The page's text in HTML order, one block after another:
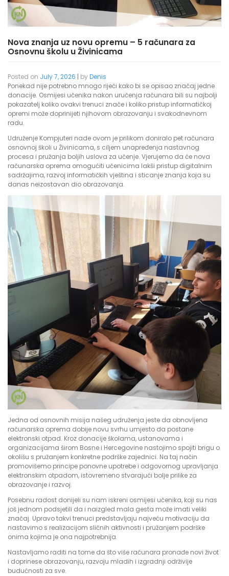
Nova znanja uz novu opremu – 5 računara za
Osnovnu školu u Živinicama
Posted on July 7, 2026 | byDenis
Ponekad nije potrebno mnogo riječi kako bi se opisao značaj jedne
donacije. Osmijesi učenika nakon uručenja računara bili su najbolji
pokazatelj koliko ovakvi trenuci znače i koliko pristup informatičkoj
opremi može doprinijeti njihovom obrazovanju i svakodnevnom
radu.
Udruženje Kompjuteri nade ovom je prilikom doniralo pet računara
osnovnoj školi u Živinicama, s ciljem unapređenja nastavnog
procesa i pružanja boljih uslova za učenje. Vjerujemo da će nova
računarska oprema omogućiti učenicima lakši pristup digitalnim
sadržajima, razvoj informatičkih vještina i sticanje znanja koja su
danas neizostavan dio obrazovanja.
Jedna od osnovnih misija našeg udruženja jeste da obnovljena
računarska oprema dobije novu svrhu umjesto da postane
elektronski otpad. Kroz donacije školama, ustanovama i
organizacijama širom Bosne i Hercegovine nastojimo spojiti brigu o
okolišu s pružanjem konkretne podrške zajednici. Na taj način
promovišemo principe ponovne upotrebe i odgovornog upravljanja
elektronskim otpadom, istovremeno stvarajući bolje prilike za
obrazovanje i razvoj.
Posebnu radost donijeli su nam iskreni osmijesi učenika, koji su nas
još jednom podsjetili da i naizgled mala gesta može imati veliki
značaj. Upravo takvi trenuci predstavljaju najveću motivaciju da
nastavimo s realizacijom sličnih aktivnosti i pružanjem podrške
onima kojima je ona najpotrebnija.
Nastavljamo raditi na tome da što više računara pronađe novi život
i doprinese obrazovanju, razvoju mladih i izgradnji održivije
budućnosti za sve.